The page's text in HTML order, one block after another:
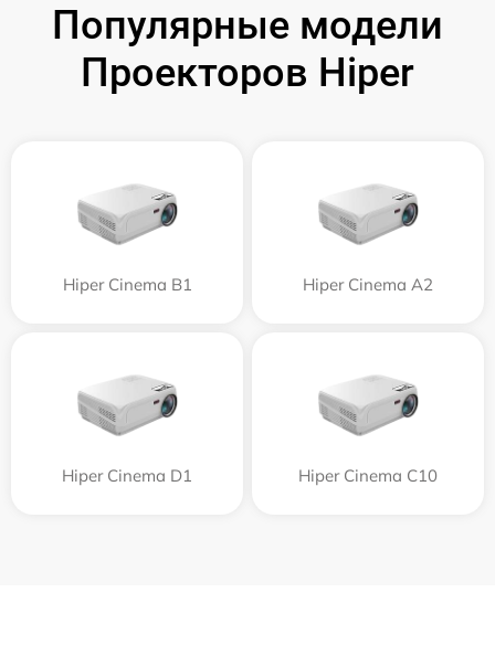
Популярные модели
Проекторов Hiper
Hiper Cinema B1 Hiper Cinema A2
Hiper Cinema D1 Hiper Cinema C10